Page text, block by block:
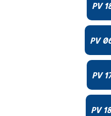
PV
PV
PV
PV